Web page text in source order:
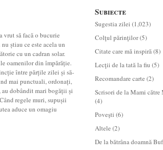
vrut să facă o bucurie
știau ce este acela un
cu un cadran solar.
oamenilor din împărăție.
între părțile zilei și să-
mai punctuali, ordonați,
dobândit mari bogății și
regele muri, supușii
aduce un omagiu
Subiecte
Sugestia zilei (1,023)
Colţul părinţilor(5)
Citate care mă inspiră(8)
Lecţii de la tată la fiu (5)
Recomandare carte (2)
Scrisori de la Mami
(4)
Poveşti (6)
Altele (2)
De la bătrâna doamnă